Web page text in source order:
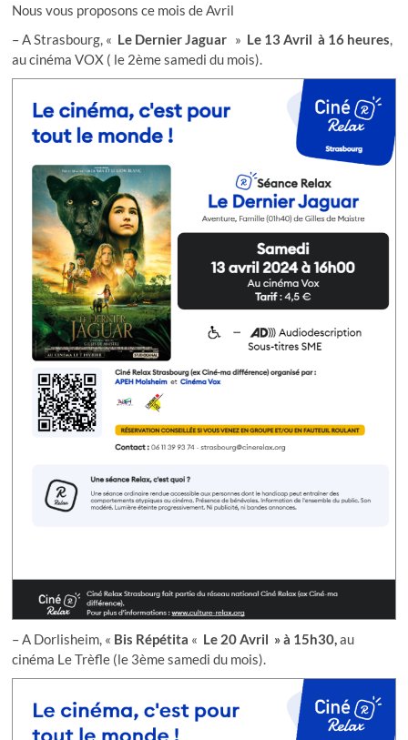
Nous vous proposons ce mois de Avril
– A Strasbourg, « Le Dernier Jaguar » Le 13 Avril à 16 heures,
au cinéma VOX ( le 2ème samedi du mois).
– A Dorlisheim, « Bis Répétita « Le 20 Avril » à 15h30,au
cinéma Le Trèfle (le 3ème samedi du mois).